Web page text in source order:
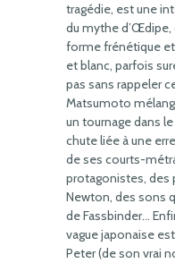
tragédie, est une
du mythe d’Œdipe,
forme frénétique
et blanc, parfois
pas sans rappeler
Matsumoto
un tournage dans
chute liée à une
de ses courts-
protagonistes, des
Newton, des sons
de Fassbinder…
vague japonaise
Peter (de son vrai